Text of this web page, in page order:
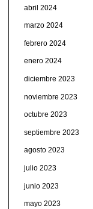
abril 2024
marzo 2024
febrero 2024
enero 2024
diciembre 2023
noviembre 2023
octubre 2023
septiembre 2023
agosto 2023
julio 2023
junio 2023
mayo 2023